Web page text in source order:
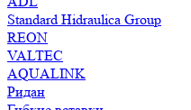
Standard Hidraulica Group
REON
VALTEC
AQUALINK
Ридан